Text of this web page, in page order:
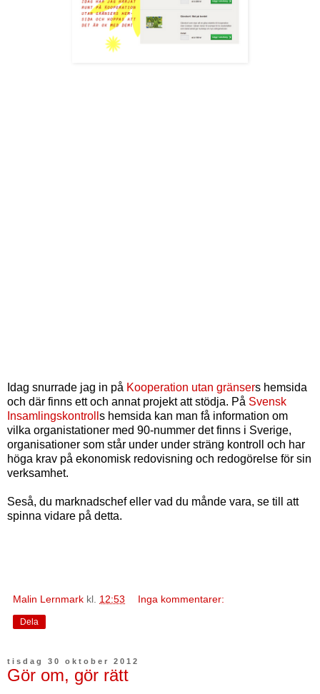
Idag snurrade jag in på Kooperation utan gränsers hemsida
och där finns ett och annat projekt att stödja. På Svensk
Insamlingskontroll s hemsida kan man få information om
vilka organistationer med 90-nummer det finns i Sverige,
organisationer som står under under sträng kontroll och har
höga krav på ekonomisk redovisning och redogörelse för sin
verksamhet.
Seså, du marknadschef eller vad du månde vara, se till att
spinna vidare på detta.
Malin Lernmark kl. 12:53 Inga kommentarer:
Dela
tisdag 30 oktober 2012
Gör om, gör rätt